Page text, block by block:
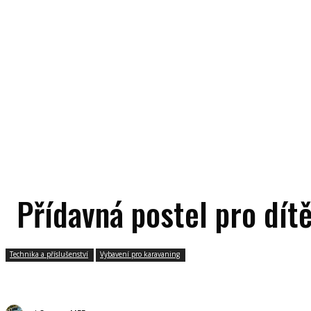
Přídavná postel pro
Technika a příslušenství Vybavení pro karavaning